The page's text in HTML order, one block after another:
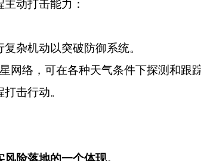
动打击能力：
杂机动以突破防御系统。
网络，可在各种天气条件下探测和跟
击行动。
险落地的一个体现。